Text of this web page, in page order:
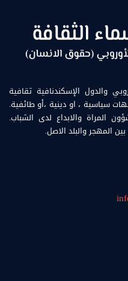
والدول الإسكندنافية ثقافية
سياسية ، او دينية ،أو طائفية.
المراة والابداع لدى الشباب.
المهجر والبلد الاصل.